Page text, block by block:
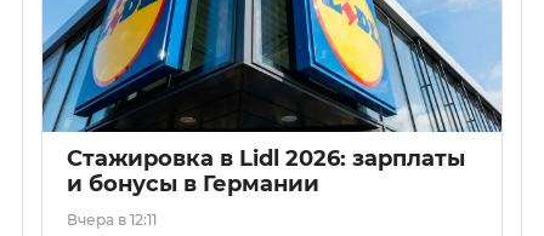
Стажировка в Lidl 2026: зарплаты
и бонусы в Германии
Вчера в 12:11